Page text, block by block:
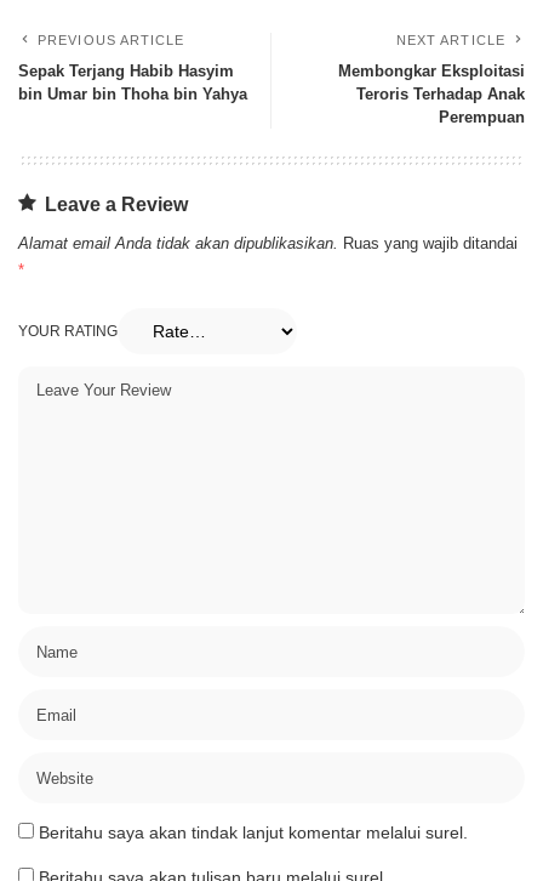
PREVIOUS ARTICLE
Sepak Terjang Habib Hasyim
bin Umar bin Thoha bin Yahya
NEXT ARTICLE
Membongkar Eksploitasi
Teroris Terhadap Anak
Perempuan
Leave a Review
Alamat email Anda tidak akan dipublikasikan. Ruas yang wajib ditandai
*
YOUR RATING
Beritahu saya akan tindak lanjut komentar melalui surel.